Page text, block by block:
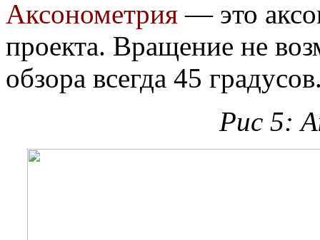
Аксонометрия — это
проекта. Вращение не
обзора всегда 45
Рис 5: